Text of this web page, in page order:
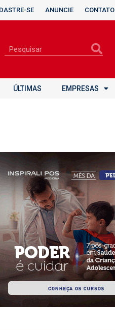
SE ANUNCIE CONTATO
ÚLTIMAS EMPRESAS